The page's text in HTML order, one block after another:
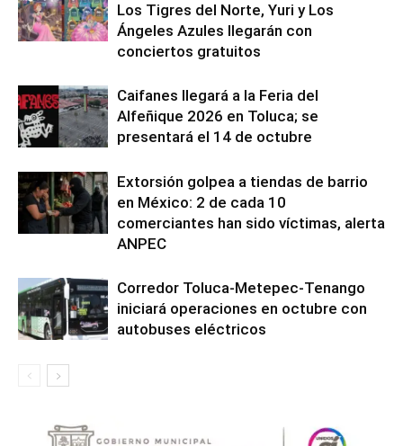
Los Tigres del Norte, Yuri y Los
Ángeles Azules llegarán con
conciertos gratuitos
Caifanes llegará a la Feria del
Alfeñique 2026 en Toluca; se
presentará el 14 de octubre
Extorsión golpea a tiendas de barrio
en México: 2 de cada 10
comerciantes han sido víctimas, alerta
ANPEC
Corredor Toluca-Metepec-Tenango
iniciará operaciones en octubre con
autobuses eléctricos